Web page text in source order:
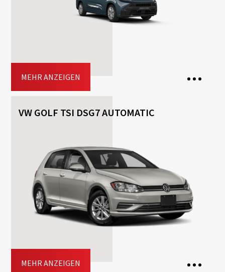
MEHR ANZEIGEN
5 Doors
Transmission: Manuell
Fuel: Benzin
Driving licence: B
Jetzt buchen
VW GOLF TSI DSG7 AUTOMATIC
MEHR ANZEIGEN